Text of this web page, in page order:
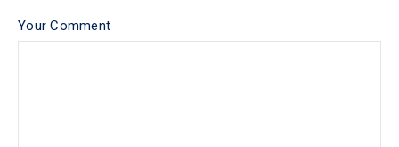
Your Comment